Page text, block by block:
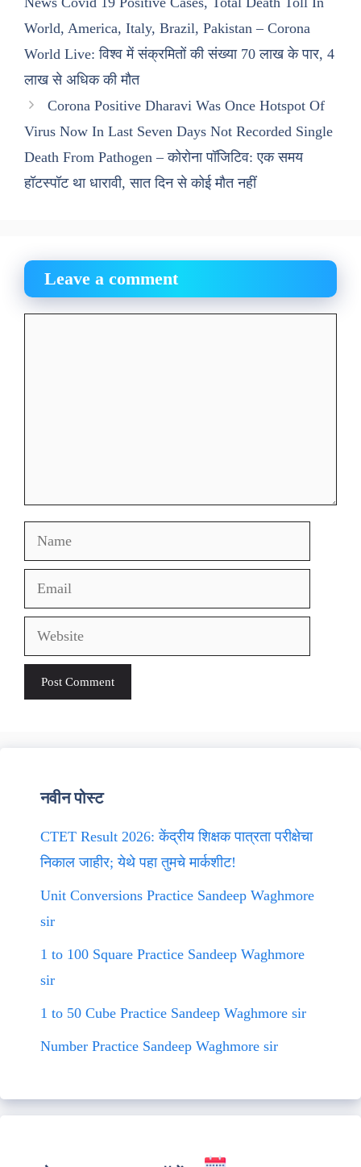
World, America, Italy, Brazil, Pakistan – Corona
World Live: विश्व में संक्रमितों की संख्या 70 लाख के पार, 4
लाख से अधिक की मौत
Corona Positive Dharavi Was Once Hotspot Of
Virus Now In Last Seven Days Not Recorded Single
Death From Pathogen – कोरोना पॉजिटिव: एक समय
हॉटस्पॉट था धारावी, सात दिन से कोई मौत नहीं
Leave a comment
Name
Email
Website
नवीन पोस्ट
CTET Result 2026: केंद्रीय शिक्षक पात्रता परीक्षेचा
निकाल जाहीर; येथे पहा तुमचे मार्कशीट!
Unit Conversions Practice Sandeep Waghmore
sir
1 to 100 Square Practice Sandeep Waghmore
sir
1 to 50 Cube Practice Sandeep Waghmore sir
Number Practice Sandeep Waghmore sir